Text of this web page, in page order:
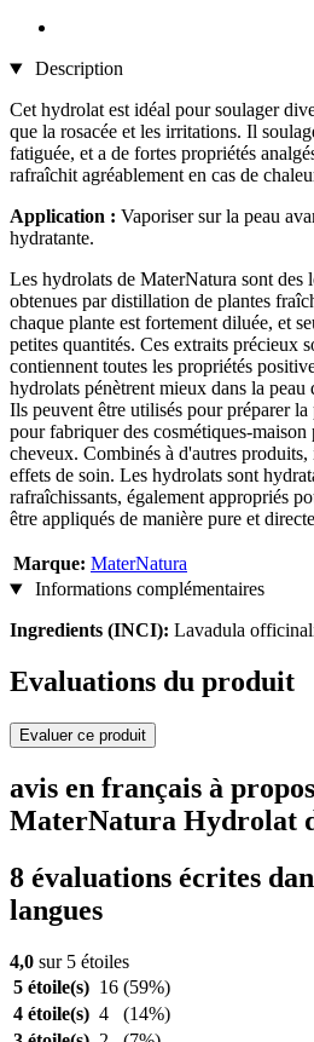
Description
Cet hydrolat est idéal pour soulager
que la rosacée et les irritations. Il
fatiguée, et a de fortes propriétés
rafraîchit agréablement en cas de
Application : Vaporiser sur la peau
hydratante.
Les hydrolats de MaterNatura sont des
obtenues par distillation de plantes
chaque plante est fortement diluée, et
petites quantités. Ces extraits précieux
contiennent toutes les propriétés
hydrolats pénètrent mieux dans la peau
Ils peuvent être utilisés pour préparer
pour fabriquer des cosmétiques-
cheveux. Combinés à d'autres
effets de soin. Les hydrolats sont
rafraîchissants, également appropriés
être appliqués de manière pure et
Marque: MaterNatura
Informations complémentaires
Ingredients (INCI): Lavadula
Evaluations du produit
Evaluer ce produit
avis en français à
MaterNatura Hydrolat
8 évaluations écrites
langues
4,0 sur 5 étoiles
5 étoile(s) 16 (59%)
4 étoile(s) 4
(14%)